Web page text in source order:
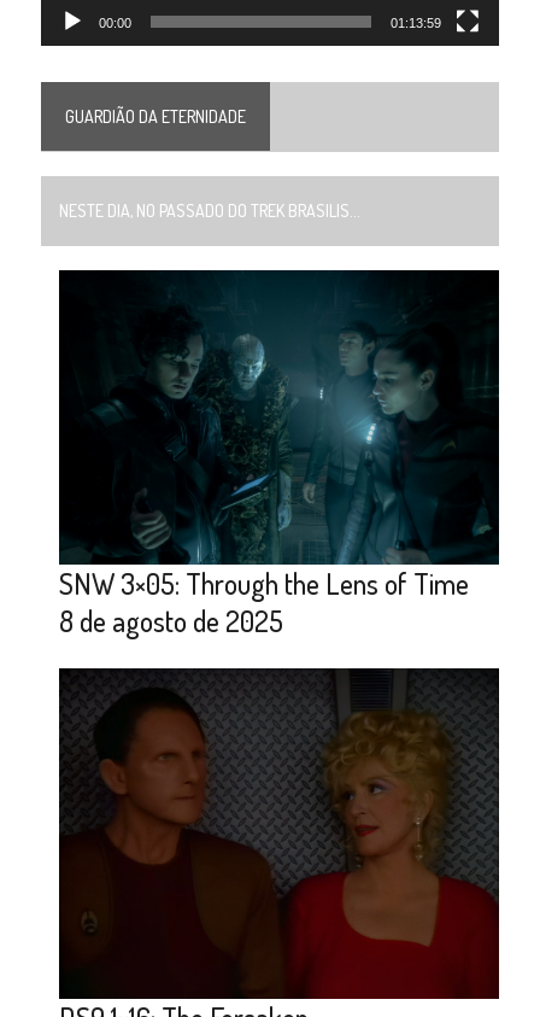
00:00 01:13:59
GUARDIÃO DA ETERNIDADE
NESTE DIA, NO PASSADO DO TREK BRASILIS...
SNW 3×05: Through the Lens of Time
8 de agosto de 2025